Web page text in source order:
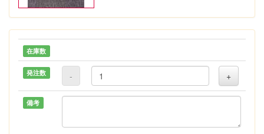
在庫数
発注数 - +
備考